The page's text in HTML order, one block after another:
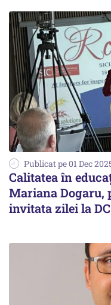
Publicat pe 01 Dec
Calitatea în
Mariana Dogaru,
invitata zilei la